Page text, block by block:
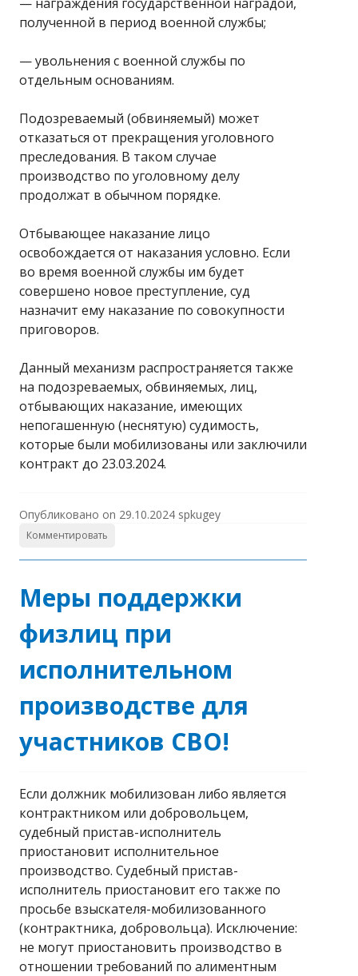
полученной в период военной службы;
— увольнения с военной службы по
отдельным основаниям.
Подозреваемый (обвиняемый) может
отказаться от прекращения уголовного
преследования. В таком случае
производство по уголовному делу
продолжат в обычном порядке.
Отбывающее наказание лицо
освобождается от наказания условно. Если
во время военной службы им будет
совершено новое преступление, суд
назначит ему наказание по совокупности
приговоров.
Данный механизм распространяется также
на подозреваемых, обвиняемых, лиц,
отбывающих наказание, имеющих
непогашенную (неснятую) судимость,
которые были мобилизованы или заключили
контракт до 23.03.2024.
Опубликовано on 29.10.2024 spkugey
Комментировать
Меры поддержки
физлиц при
исполнительном
производстве для
участников СВО!
Если должник мобилизован либо является
контрактником или добровольцем,
судебный пристав-исполнитель
приостановит исполнительное
производство. Судебный пристав-
исполнитель приостановит его также по
просьбе взыскателя-мобилизованного
(контрактника, добровольца). Исключение:
не могут приостановить производство в
отношении требований по алиментным